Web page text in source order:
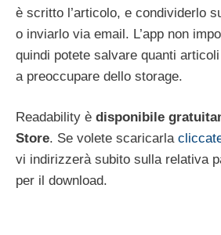
è scritto l’articolo, e condividerlo
o inviarlo via email. L’app non
quindi potete salvare quanti
a preoccupare dello storage.
Readability è disponibile
Store. Se volete scaricarla
vi indirizzerà subito sulla relativa
per il download.